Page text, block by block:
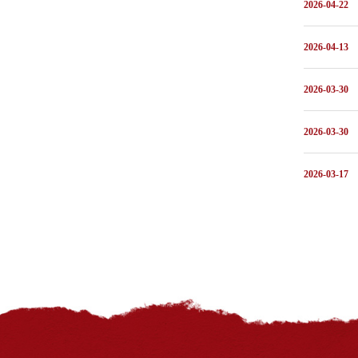
2026-04-22
2026-04-13
2026-03-30
2026-03-30
2026-03-17